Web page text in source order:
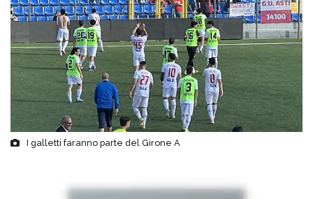
I galletti faranno parte del Girone A